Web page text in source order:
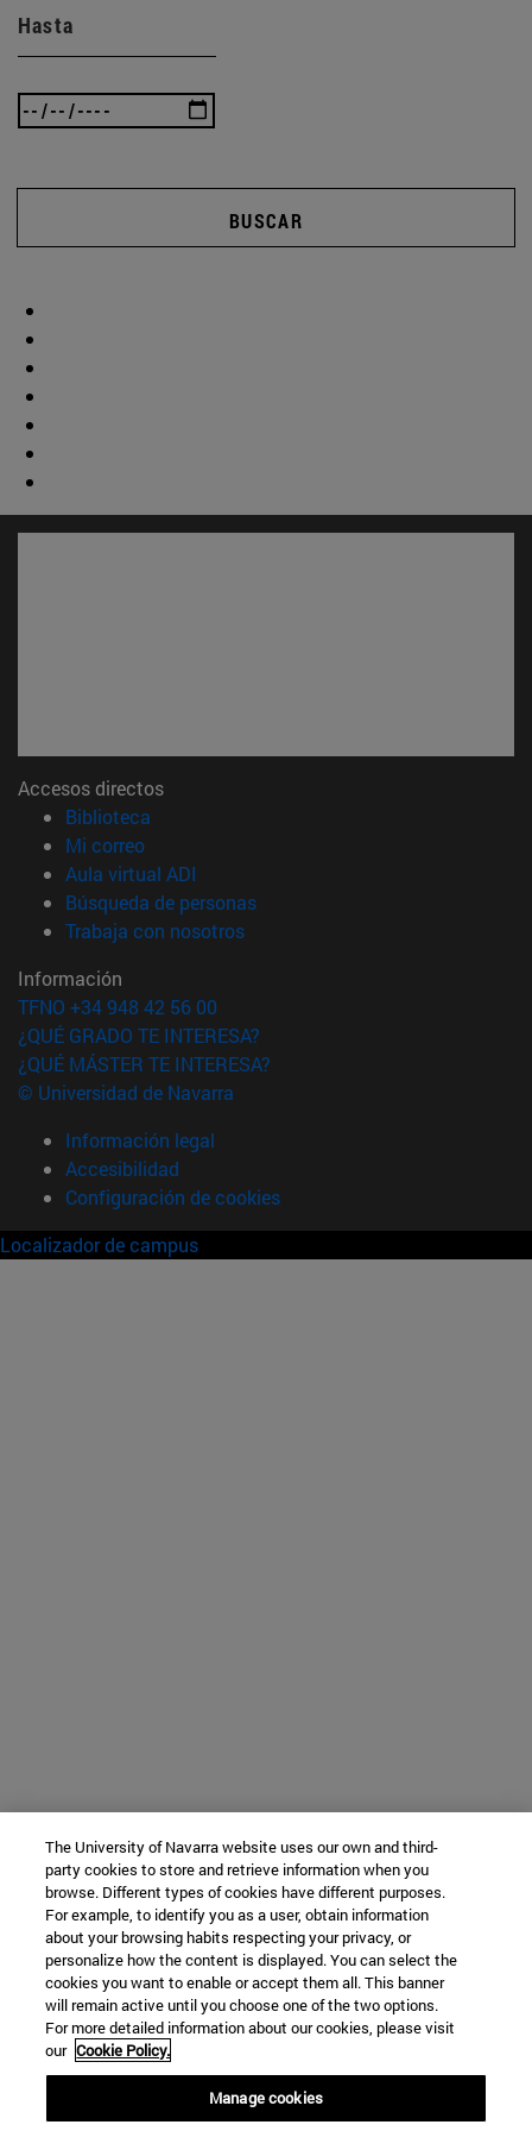
Hasta
BUSCAR
Accesos directos
Biblioteca
Mi correo(abre en nueva ventana)
Aula virtual ADI
Búsqueda de personas(abre en nueva ventana)
Trabaja con nosotros(abre en nueva ventana)
Información
TFNO +34 948 42 56 00
¿QUÉ GRADO TE INTERESA?
¿QUÉ MÁSTER TE INTERESA?
© Universidad de Navarra
Información legal
Accesibilidad
Configuración de cookies
Localizador de campus
The University of Navarra website uses our own and third-
party cookies to store and retrieve information when you
browse. Different types of cookies have different purposes.
For example, to identify you as a user, obtain information
about your browsing habits respecting your privacy, or
personalize how the content is displayed. You can select the
cookies you want to enable or accept them all. This banner
will remain active until you choose one of the two options.
For more detailed information about our cookies, please visit
our Cookie Policy.
Manage cookies